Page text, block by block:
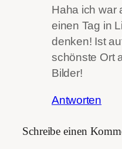
Haha ich war
einen Tag in
denken! Ist
schönste Ort
Bilder!
Antworten
Schreibe einen